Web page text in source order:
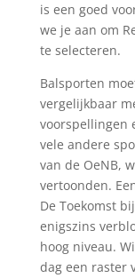
is een goed
we je aan om
te selecteren.
Balsporten
vergelijkbaar
voorspellingen
vele andere
van de OeNB,
vertoonden.
De Toekomst
enigszins
hoog niveau.
dag een raster